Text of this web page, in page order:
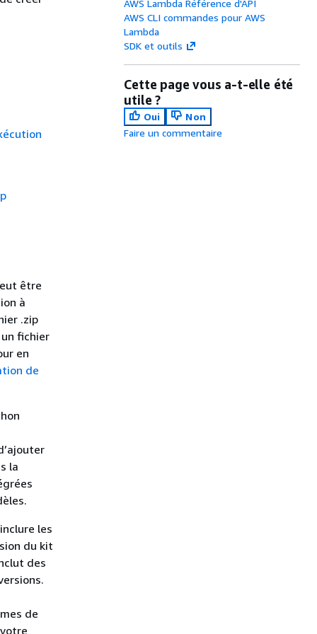
être
à
.zip
fichier
en
de
la
les
du kit
des
de
AWS Lambda Référence d'API
AWS CLI commandes pour AWS
Lambda
SDK et outils
Cette page vous a-t-elle été
utile ?
Oui
Non
Faire un commentaire